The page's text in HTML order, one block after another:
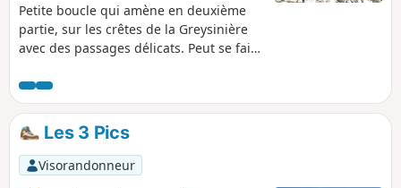
Petite boucle qui amène en deuxième
partie, sur les crêtes de la Greysinière
avec des passages délicats. Peut se faire
parking du Col de Gleize.
Les 3 Pics
Visorandonneur